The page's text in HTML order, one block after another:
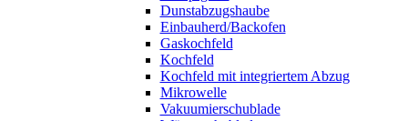
Dunstabzugshaube
Einbauherd/Backofen
Gaskochfeld
Kochfeld
Kochfeld mit integriertem Abzug
Mikrowelle
Vakuumierschublade